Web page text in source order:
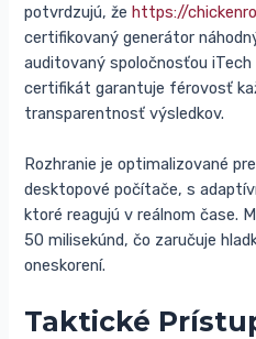
potvrdzujú, žehttps://
certifikovaný generátor
auditovaný spoločnosťou
certifikát garantuje férovosť
transparentnosť výsledkov.
Rozhranie je optimalizované
desktopové počítače, s
ktoré reagujú v reálnom čase.
50 milisekúnd, čo zaručuje
oneskorení.
Taktické